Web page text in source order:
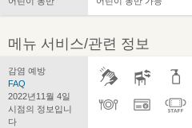
메뉴 서비스/관련 정보
감염 예방
FAQ
2022년11월 4일
시점의 정보입니
다